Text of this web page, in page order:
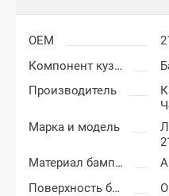
OEM
Компонент кузова
Производитель
Марка и модель
Материал бампера
Поверхность бампера